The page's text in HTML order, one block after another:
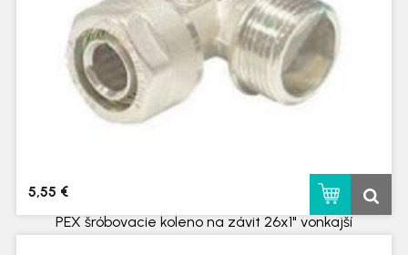
PEX šróbovacie koleno na závit 26x1" vonkajší
5,55 €